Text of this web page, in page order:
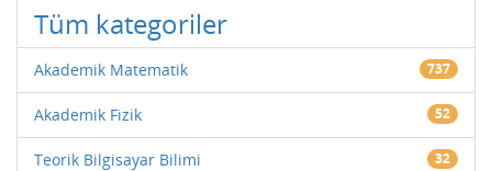
Tüm kategoriler
Akademik Matematik 737
Akademik Fizik 52
Teorik Bilgisayar Bilimi 32